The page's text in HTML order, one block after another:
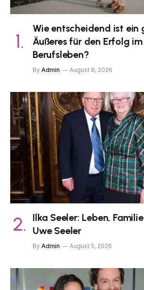
Wie entscheidend ist ein
Äußeres für den Erfolg
Berufsleben?
By Admin August 8, 2026
Ilka Seeler: Leben,
Uwe Seeler
By Admin August 5, 2026